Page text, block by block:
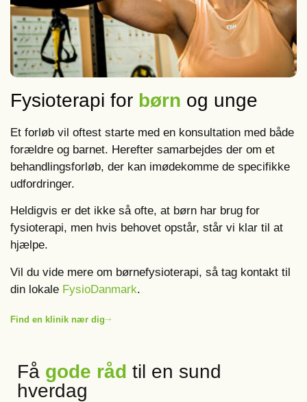
Fysioterapi for børn og unge
Et forløb vil oftest starte med en konsultation med både
forældre og barnet. Herefter samarbejdes der om et
behandlingsforløb, der kan imødekomme de specifikke
udfordringer.
Heldigvis er det ikke så ofte, at børn har brug for
fysioterapi, men hvis behovet opstår, står vi klar til at
hjælpe.
Vil du vide mere om børnefysioterapi, så tag kontakt til
din lokale FysioDanmark.
Find en klinik nær dig
Få gode råd til en sund
hverdag